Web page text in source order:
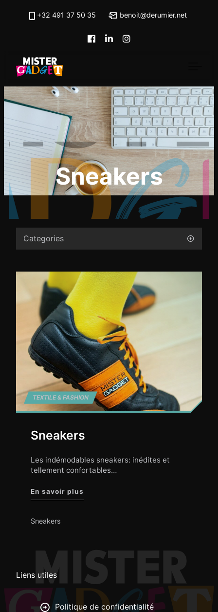
Skip to main content
+32 491 37 50 35 benoit@derumier.net
Sneakers
Categories
TEXTILE & FASHION
Sneakers
Les indémodables sneakers: inédites et
tellement confortables…
En savoir plus
Sneakers
Liens utiles
Politique de confidentialité